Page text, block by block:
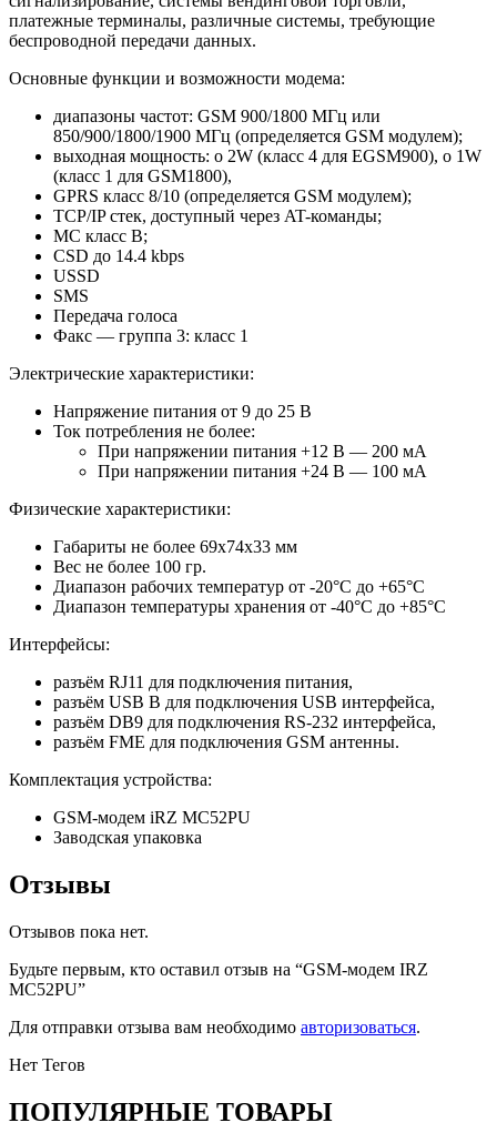
платежные терминалы, различные системы, требующие
беспроводной передачи данных.
Основные функции и возможности модема:
диапазоны частот: GSM 900/1800 МГц или
850/900/1800/1900 МГц (определяется GSM модулем);
выходная мощность: o 2W (класс 4 для EGSM900), o 1W
(класс 1 для GSM1800),
GPRS класс 8/10 (определяется GSM модулем);
TCP/IP стек, доступный через AT-команды;
MC класс B;
CSD до 14.4 kbps
USSD
SMS
Передача голоса
Факс ― группа 3: класс 1
Электрические характеристики:
Напряжение питания от 9 до 25 В
Ток потребления не более:
При напряжении питания +12 В — 200 мА
При напряжении питания +24 В — 100 мА
Физические характеристики:
Габариты не более 69х74х33 мм
Вес не более 100 гр.
Диапазон рабочих температур от -20°С до +65°С
Диапазон температуры хранения от -40°С до +85°С
Интерфейсы:
разъём RJ11 для подключения питания,
разъём USB B для подключения USB интерфейса,
разъём DB9 для подключения RS-232 интерфейса,
разъём FME для подключения GSM антенны.
Комплектация устройства:
GSM-модем iRZ MC52PU
Заводская упаковка
Отзывы
Отзывов пока нет.
Будьте первым, кто оставил отзыв на “GSM-модем IRZ
MC52PU”
Для отправки отзыва вам необходимо авторизоваться.
Нет Тегов
ПОПУЛЯРНЫЕ ТОВАРЫ